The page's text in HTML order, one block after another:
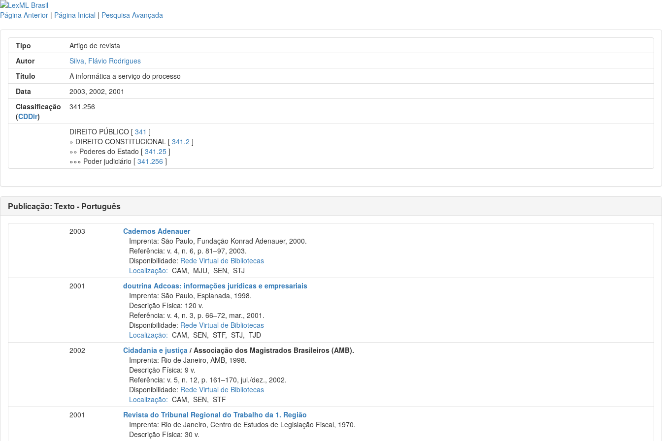
Página Anterior | Página Inicial | Pesquisa Avançada
Tipo
Artigo de revista
Autor
Silva, Flávio Rodrigues
Título
A informática a serviço do processo
Data
2003, 2002, 2001
Classificação
(CDDir)
341.256
DIREITO PÚBLICO [341 ]
» DIREITO CONSTITUCIONAL [341.2 ]
»» Poderes do Estado [341.25 ]
»»» Poder judiciário [341.256 ]
Publicação: Texto - Português
2003
Cadernos Adenauer
Imprenta: São Paulo, Fundação Konrad Adenauer, 2000.
Referência: v. 4, n. 6, p. 81–97, 2003.
Disponibilidade: Rede Virtual de Bibliotecas
Localização: CAM, MJU,SEN,STJ
2001
doutrina Adcoas: informações jurídicas e empresariais
Imprenta: São Paulo, Esplanada, 1998.
Descrição Física: 120 v.
Referência: v. 4, n. 3, p. 66–72, mar., 2001.
Disponibilidade: Rede Virtual de Bibliotecas
Localização: CAM,SEN,STF,STJ,TJD
2002
Cidadania e justiça / Associação dos Magistrados Brasileiros (AMB).
Imprenta: Rio de Janeiro, AMB, 1998.
Descrição Física: 9 v.
Referência: v. 5, n. 12, p. 161–170, jul./dez., 2002.
Disponibilidade: Rede Virtual de Bibliotecas
Localização: CAM,SEN,STF
2001
Revista do Tribunal Regional do Trabalho da 1. Região
Imprenta: Rio de Janeiro, Centro de Estudos de Legislação Fiscal, 1970.
Descrição Física: 30 v.